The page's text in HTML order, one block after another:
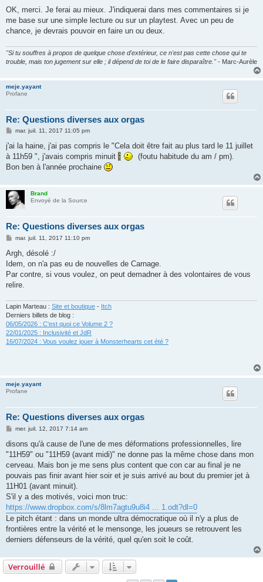
OK, merci. Je ferai au mieux. J'indiquerai dans mes commentaires si je
me base sur une simple lecture ou sur un playtest. Avec un peu de
chance, je devrais pouvoir en faire un ou deux.
"Si tu souffres à propos de quelque chose d'extérieur, ce n'est pas cette chose qui te
trouble, mais ton jugement sur elle ; il dépend de toi de le faire disparaître."- Marc-Aurèle
meje.yayant
Profane
Re: Questions diverses aux orgas
M
s
a
g
mar. juil. 11, 2017 11:05 pm
j'ai la haine, j'ai pas compris le "Cela doit être fait au plus tard le 11 juillet
à 11h59 ", j'avais compris minuit
(foutu habitude du am / pm).
Bon ben à l'année prochaine
Brand
Envoyé de la Source
Re: Questions diverses aux orgas
M
s
s
a
g
mar. juil. 11, 2017 11:10 pm
Argh, désolé :/
Idem, on n'a pas eu de nouvelles de Carnage.
Par contre, si vous voulez, on peut demadner à des volontaires de vous
relire.
Lapin Marteau : Site et boutique - Itch
Derniers billets de blog :
06/05/2026 : C'est quoi ce Volume 2 ?
22/01/2025 : Inclusivité et JdR
16/07/2024 : Vous voulez jouer à Monsterhearts cet été ?
meje.yayant
Profane
Re: Questions diverses aux orgas
M
s
a
g
mer. juil. 12, 2017 7:14 am
disons qu'à cause de l'une de mes déformations professionnelles, lire
"11H59" ou "11H59 (avant midi)" ne donne pas la même chose dans mon
cerveau. Mais bon je me sens plus content que con car au final je ne
pouvais pas finir avant hier soir et je suis arrivé au bout du premier jet à
11H01 (avant minuit).
S'il y a des motivés, voici mon truc:
https://www.dropbox.com/s/8lm7agtu9u8i4 ... 1.odt?dl=0
Le pitch étant : dans un monde ultra démocratique où il n'y a plus de
frontières entre la vérité et le mensonge, les joueurs se retrouvent les
derniers défenseurs de la vérité, quel qu'en soit le coût.
Verrouillé